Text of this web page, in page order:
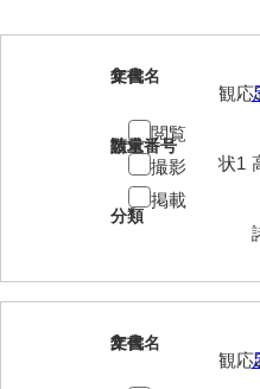
宇多田家文書
内田家文書（豊中
内田家文書（防
1
文書名
請求番号
分類
年代
観応
数量
状1
閲覧
撮影
掲載
2
文書名
年代
観応